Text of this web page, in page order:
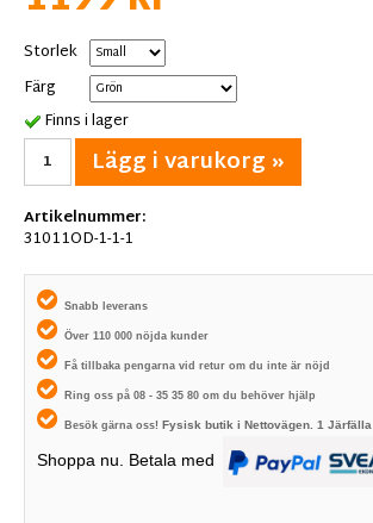
Storlek
Färg
Finns i lager
Lägg i varukorg »
Artikelnummer:
31011OD-1-1-1
Snabb leverans
Över 110 000 nöjda kunder
Få tillbaka pengarna vid retur om du inte är nöjd
Ring oss på 08 - 35 35 80 om du behöver hjälp
Besök gärna oss! Fysisk butik i Nettovägen. 1 Järfälla
Shoppa nu. Betala med